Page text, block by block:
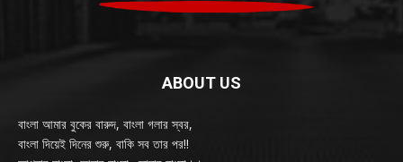
ABOUT US
বাংলা আমার বুকের বারুদ, বাংলা গলার স্বর,
বাংলা দিয়েই দিনের শুরু, বাকি সব তার পর!!